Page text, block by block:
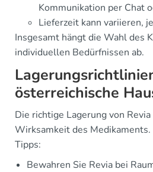
Kommunikation per Chat
Lieferzeit kann variieren,
Insgesamt hängt die Wahl des
individuellen Bedürfnissen ab.
österreichische
Die richtige Lagerung von
Wirksamkeit des
Tipps:
Bewahren Sie Revia bei